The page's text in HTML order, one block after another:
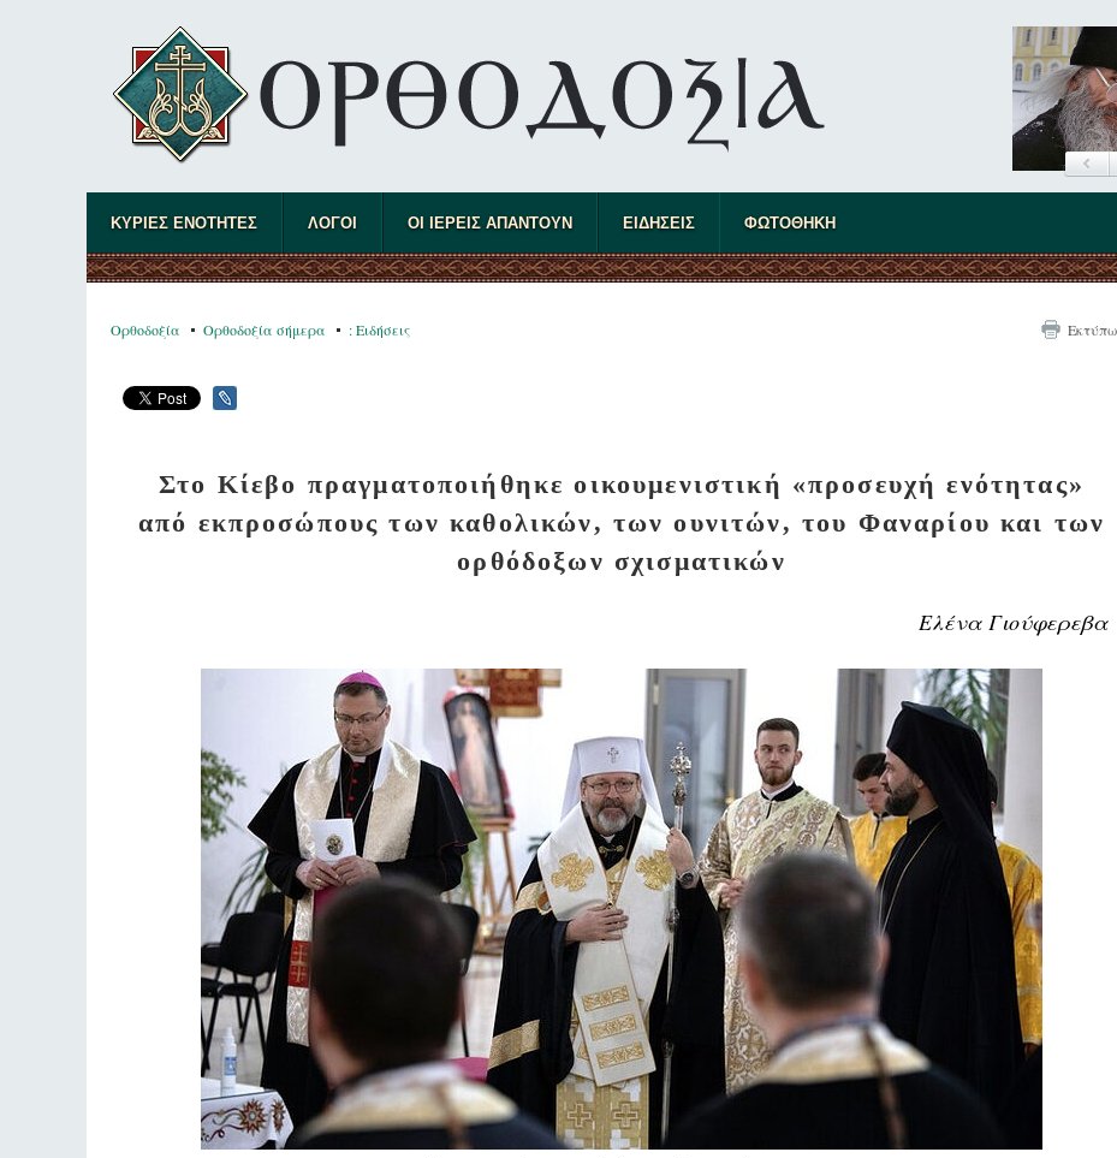
ΚΥΡΙΕΣ ΕΝΟΤΗΤΕΣ ΛΟΓΟΙ ΟΙ ΙΕΡΕΙΣ ΑΠΑΝΤΟΥΝ ΕΙΔΗΣΕΙΣ ΦΩΤΟΘΗΚΗ
Ορθοδοξία Ορθοδοξία σήμερα : Ειδήσεις
Στο Κίεβο πραγματοποιήθηκε οικουμενιστική «προσευχή ενότητας»
από εκπροσώπους των καθολικών, των ουνιτών, του Φαναρίου και των
ορθόδοξων σχισματικών
Ελένα Γιούφερεβα